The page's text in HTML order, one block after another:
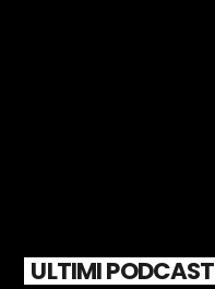
ULTIMI PODCAST